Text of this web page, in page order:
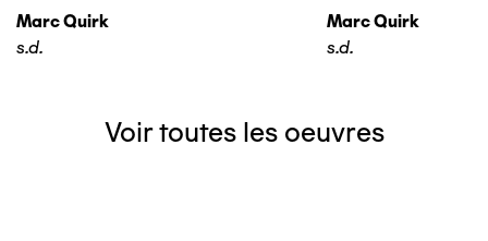
Marc Quirk
s.d.
Marc Quirk
s.d.
Voir toutes les oeuvres